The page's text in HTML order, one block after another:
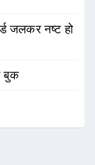
जलकर नष्ट हो
बुक